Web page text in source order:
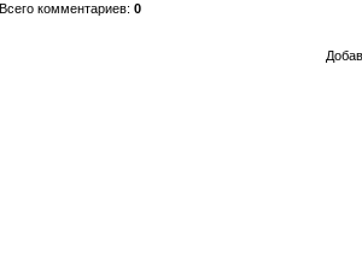
Всего комментариев: 0